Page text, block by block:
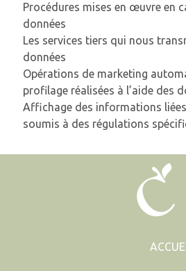
Procédures mises en œuvre en
données
Les services tiers qui nous
données
Opérations de marketing
profilage réalisées à l’aide des
Affichage des informations
soumis à des régulations